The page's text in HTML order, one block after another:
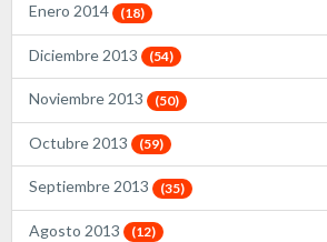
Enero 2014 (18)
Diciembre 2013 (54)
Noviembre 2013 (50)
Octubre 2013 (59)
Septiembre 2013 (35)
Agosto 2013 (12)